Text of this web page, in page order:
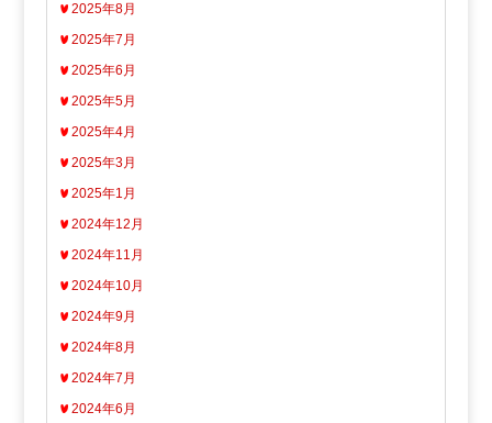
2025年8月
2025年7月
2025年6月
2025年5月
2025年4月
2025年3月
2025年1月
2024年12月
2024年11月
2024年10月
2024年9月
2024年8月
2024年7月
2024年6月